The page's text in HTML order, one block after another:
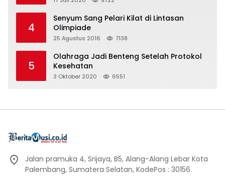
4
Senyum Sang Pelari Kilat di Lintasan
Olimpiade
25 Agustus 2016 7138
5
Olahraga Jadi Benteng Setelah Protokol
Kesehatan
3 Oktober 2020 6551
Jalan pramuka 4, Srijaya, B5, Alang-Alang Lebar Kota
Palembang, Sumatera Selatan, KodePos : 30156.